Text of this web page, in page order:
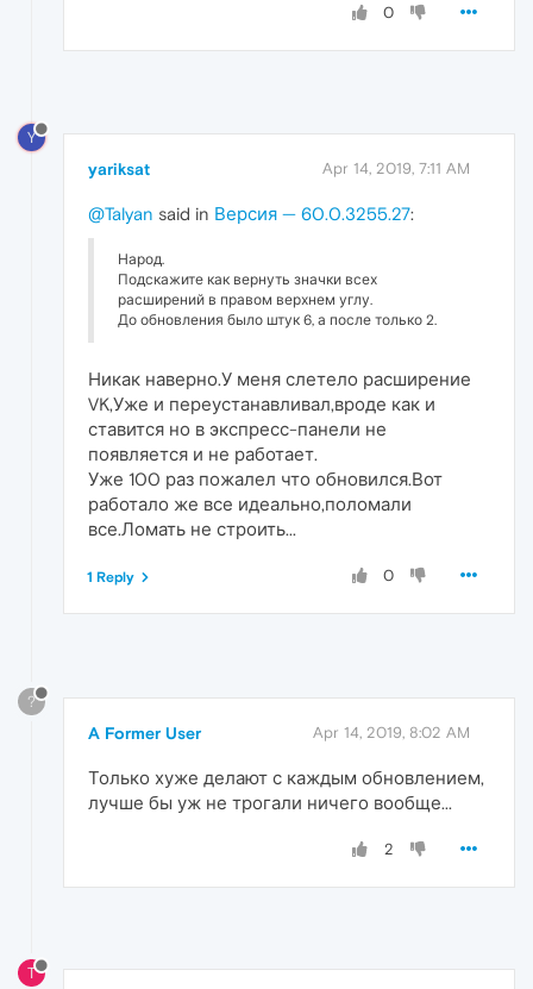
0
Y
yariksat Apr 14, 2019, 7:11 AM
@Talyan said in Версия — 60.0.3255.27:
Народ.
Подскажите как вернуть значки всех
расширений в правом верхнем углу.
До обновления было штук 6, а после только 2.
Никак наверно.У меня слетело расширение
VK,Уже и переустанавливал,вроде как и
ставится но в экспресс-панели не
появляется и не работает.
Уже 100 раз пожалел что обновился.Вот
работало же все идеально,поломали
все.Ломать не строить...
0
1 Reply
?
A Former User Apr 14, 2019, 8:02 AM
Только хуже делают с каждым обновлением,
лучше бы уж не трогали ничего вообще...
2
T